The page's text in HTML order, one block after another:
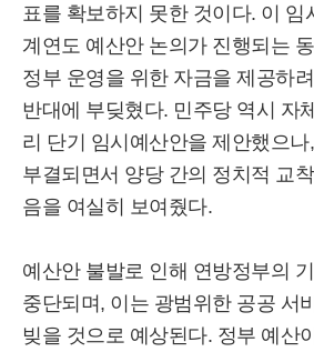
표를 확보하지 못한 것이다. 이 임
계연도 예산안 논의가 진행되는
정부 운영을 위한 자금을 제공하
반대에 부딪혔다. 민주당 역시 자
리 단기 임시예산안을 제안했으
부결되면서 양당 간의 정치적 교
음을 여실히 보여줬다.
예산안 불발로 인해 연방정부의
중단되며, 이는 광범위한 공공 서
빚을 것으로 예상된다. 정부 예산